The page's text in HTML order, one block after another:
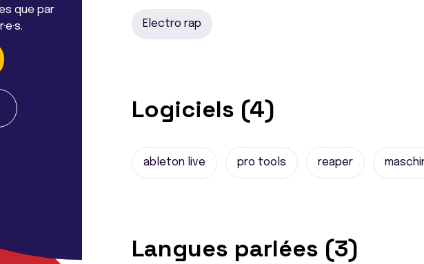
que par
Electro rap
Logiciels (4)
ableton live pro tools reaper
Langues parlées (3)